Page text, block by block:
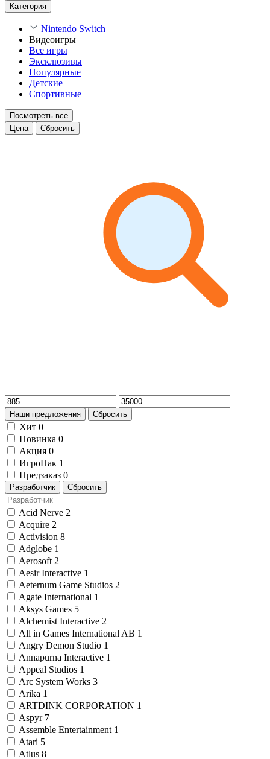
Категория
Nintendo Switch
Видеоигры
Все игры
Эксклюзивы
Популярные
Детские
Спортивные
Посмотреть все
Цена
Сбросить
Наши предложения Сбросить
Хит 0
Новинка 0
Акция 0
ИгроПак 1
Предзаказ 0
Разработчик Сбросить
Acid Nerve 2
Acquire 2
Activision 8
Adglobe 1
Aerosoft 2
Aesir Interactive 1
Aeternum Game Studios 2
Agate International 1
Aksys Games 5
Alchemist Interactive 2
All in Games International AB 1
Angry Demon Studio 1
Annapurna Interactive 1
Appeal Studios 1
Arc System Works 3
Arika 1
ARTDINK CORPORATION 1
Aspyr 7
Assemble Entertainment 1
Atari 5
Atlus 8